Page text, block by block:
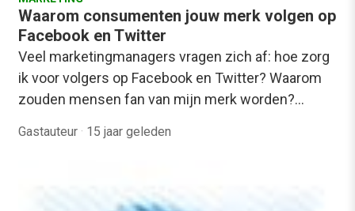
Waarom consumenten jouw merk volgen op
Facebook en Twitter
Veel marketingmanagers vragen zich af: hoe zorg
ik voor volgers op Facebook en Twitter? Waarom
zouden mensen fan van mijn merk worden?…
Gastauteur · 15 jaar geleden